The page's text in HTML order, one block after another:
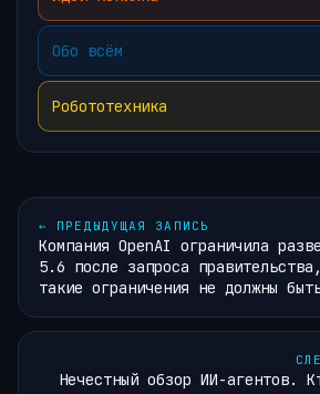
Обо всём
Робототехника
← ПРЕДЫДУЩАЯ ЗАПИСЬ
Компания OpenAI ограничила
5.6 после запроса
такие ограничения не должны
Нечестный обзор ИИ-агентов.